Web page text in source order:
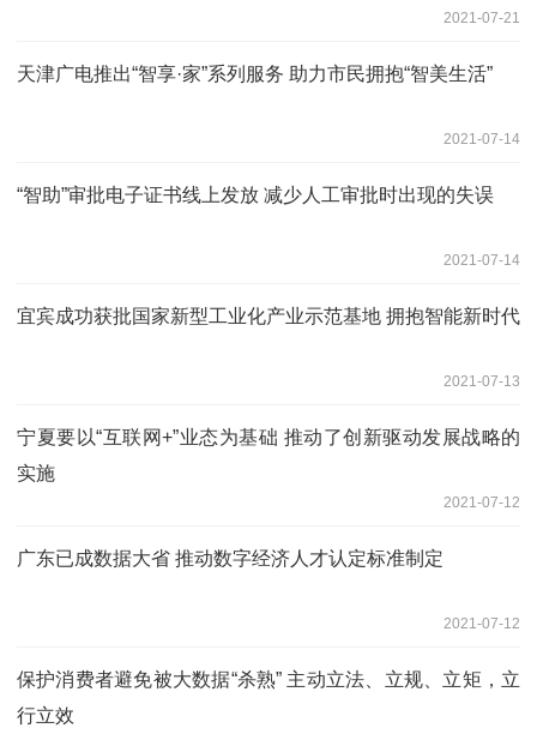
2021-07-21
天津广电推出“智享·家”系列服务 助力市民拥抱“智美生活”
2021-07-14
“智助”审批电子证书线上发放 减少人工审批时出现的失误
2021-07-14
宜宾成功获批国家新型工业化产业示范基地 拥抱智能新时代
2021-07-13
宁夏要以“互联网+”业态为基础 推动了创新驱动发展战略的
实施
2021-07-12
广东已成数据大省 推动数字经济人才认定标准制定
2021-07-12
保护消费者避免被大数据“杀熟” 主动立法、立规、立矩，立
行立效